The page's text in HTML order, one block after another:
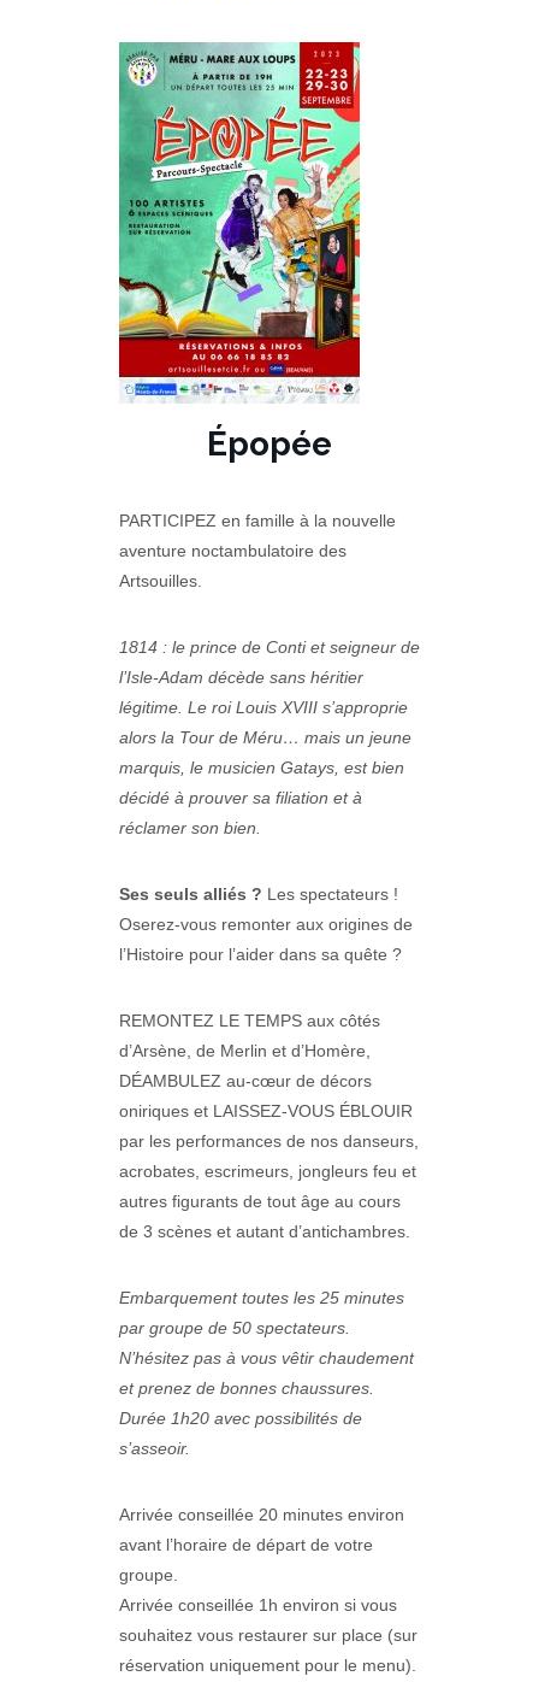
Épopée
PARTICIPEZ en famille à la nouvelle
aventure noctambulatoire des
Artsouilles.
1814 : le prince de Conti et seigneur de
l’Isle-Adam décède sans héritier
légitime. Le roi Louis XVIII s’approprie
alors la Tour de Méru… mais un jeune
marquis, le musicien Gatays, est bien
décidé à prouver sa filiation et à
réclamer son bien.
Ses seuls alliés ? Les spectateurs !
Oserez-vous remonter aux origines de
l’Histoire pour l’aider dans sa quête ?
REMONTEZ LE TEMPS aux côtés
d’Arsène, de Merlin et d’Homère,
DÉAMBULEZ au-cœur de décors
oniriques et LAISSEZ-VOUS ÉBLOUIR
par les performances de nos danseurs,
acrobates, escrimeurs, jongleurs feu et
autres figurants de tout âge au cours
de 3 scènes et autant d’antichambres.
Embarquement toutes les 25 minutes
par groupe de 50 spectateurs.
N’hésitez pas à vous vêtir chaudement
et prenez de bonnes chaussures.
Durée 1h20 avec possibilités de
s’asseoir.
Arrivée conseillée 20 minutes environ
avant l’horaire de départ de votre
groupe.
Arrivée conseillée 1h environ si vous
souhaitez vous restaurer sur place (sur
réservation uniquement pour le menu).